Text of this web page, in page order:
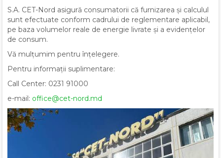
S.A. CET-Nord asigură consumatorii că furnizarea și calculul
sunt efectuate conform cadrului de reglementare aplicabil,
pe baza volumelor reale de energie livrate și a evidențelor
de consum.
Vă mulțumim pentru înțelegere.
Pentru informații suplimentare:
Call Center: 0231 91000
e-mail: office@cet-nord.md